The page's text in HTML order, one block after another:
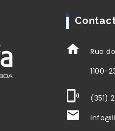
Rua
1100-
(351)